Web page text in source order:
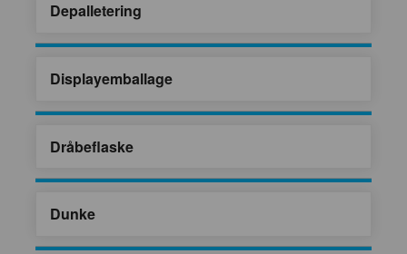
Depalletering
Displayemballage
Dråbeflaske
Dunke